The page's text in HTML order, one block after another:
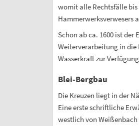
womit alle Rechtsfälle
Hammerwerksverwesers
Schon ab ca. 1600 ist der
Weiterverarbeitung in
Wasserkraft zur
Blei-Bergbau
Die Kreuzen liegt in der
Eine erste schriftliche
westlich von Weißenbach